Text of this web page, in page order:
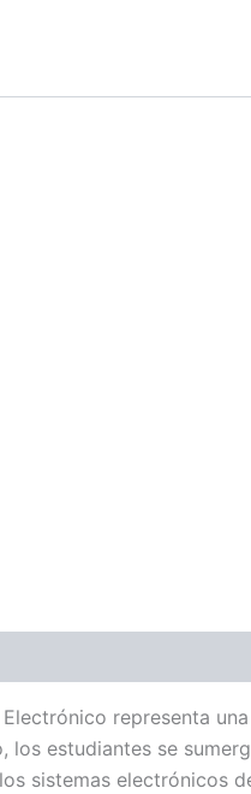
representa
estudiantes se
sistemas electrónicos